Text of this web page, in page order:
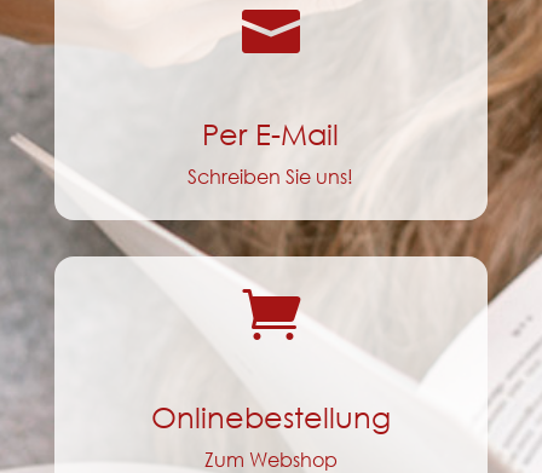

Per E-Mail
Schreiben Sie uns!

Onlinebestellung
Zum Webshop